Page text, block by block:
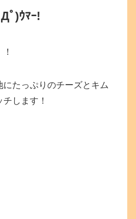
ﾟ)ｳﾏｰ!
にたっぷりのチーズとキム
します！